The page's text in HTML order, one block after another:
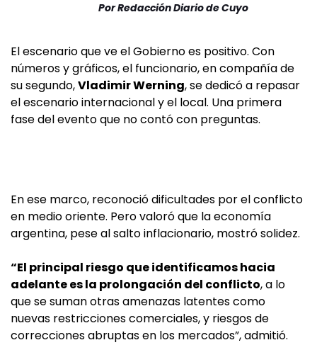
PorRedacción Diario de Cuyo
El escenario que ve el Gobierno es positivo. Con
números y gráficos, el funcionario, en compañía de
su segundo,Vladimir Werning, se dedicó a repasar
el escenario internacional y el local. Una primera
fase del evento que no contó con preguntas.
En ese marco, reconoció dificultades por el conflicto
en medio oriente. Pero valoró que la economía
argentina, pese al salto inflacionario, mostró solidez.
“El principal riesgo que identificamos hacia
adelante es la prolongación del conflicto, a lo
que se suman otras amenazas latentes como
nuevas restricciones comerciales, y riesgos de
correcciones abruptas en los mercados”, admitió.